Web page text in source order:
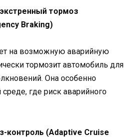
тормоз
Braking)
на возможную аварийную
тормозит автомобиль для
Она особенно
где риск аварийного
контроль (Adaptive Cruise